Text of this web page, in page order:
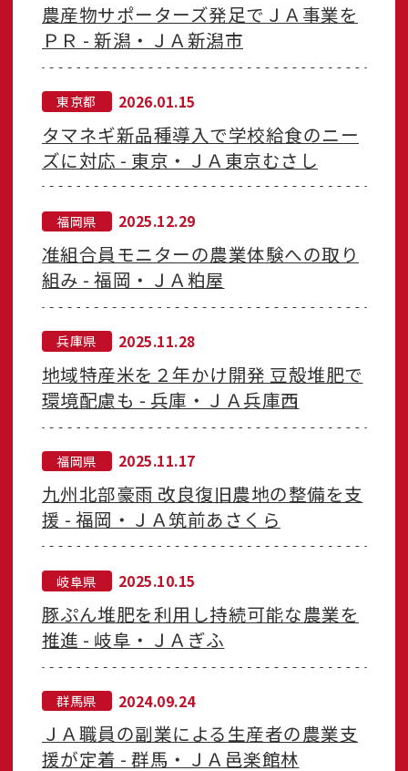
農産物サポーターズ発足でＪＡ事業を
ＰＲ - 新潟・ＪＡ新潟市
東京都 2026.01.15
タマネギ新品種導入で学校給食のニー
ズに対応 - 東京・ＪＡ東京むさし
福岡県 2025.12.29
准組合員モニターの農業体験への取り
組み - 福岡・ＪＡ粕屋
兵庫県 2025.11.28
地域特産米を２年かけ開発 豆殻堆肥で
環境配慮も - 兵庫・ＪＡ兵庫西
福岡県 2025.11.17
九州北部豪雨 改良復旧農地の整備を支
援 - 福岡・ＪＡ筑前あさくら
岐阜県 2025.10.15
豚ぷん堆肥を利用し持続可能な農業を
推進 - 岐阜・ＪＡぎふ
群馬県 2024.09.24
ＪＡ職員の副業による生産者の農業支
援が定着 - 群馬・ＪＡ邑楽館林